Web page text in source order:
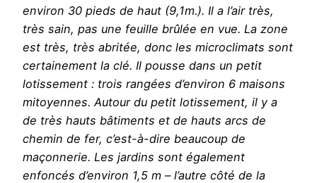
environ 30 pieds de haut (9,1m.). Il a l’air très,
très sain, pas une feuille brûlée en vue. La zone
est très, très abritée, donc les microclimats sont
certainement la clé. Il pousse dans un petit
lotissement : trois rangées d’environ 6 maisons
mitoyennes. Autour du petit lotissement, il y a
de très hauts bâtiments et de hauts arcs de
chemin de fer, c’est-à-dire beaucoup de
maçonnerie. Les jardins sont également
enfoncés d’environ 1,5 m – l’autre côté de la